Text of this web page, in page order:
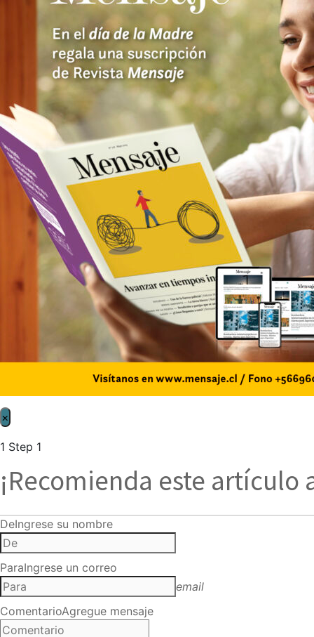
×
1 Step 1
¡Recomienda este artículo
DeIngrese su nombre
ParaIngrese un correo
email
ComentarioAgregue mensaje